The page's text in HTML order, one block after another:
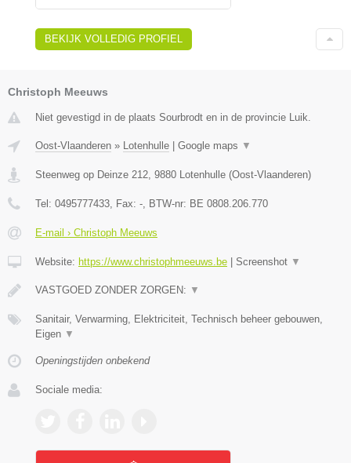
BEKIJK VOLLEDIG PROFIEL
Christoph Meeuws
Niet gevestigd in de plaats Sourbrodt en in de provincie Luik.
Oost-Vlaanderen » Lotenhulle Google maps ▼
Steenweg op Deinze 212 9880 Lotenhulle (Oost-Vlaanderen)
Tel: 0495777433 , Fax: - , BTW-nr: BE 0808.206.770
E-mail › Christoph Meeuws
Website: https://www.christophmeeuws.be Screenshot ▼
VASTGOED ZONDER ZORGEN: ▼
Sanitair, Verwarming, Elektriciteit, Technisch beheer gebouwen,
Eigen ▼
Openingstijden onbekend
Sociale media: